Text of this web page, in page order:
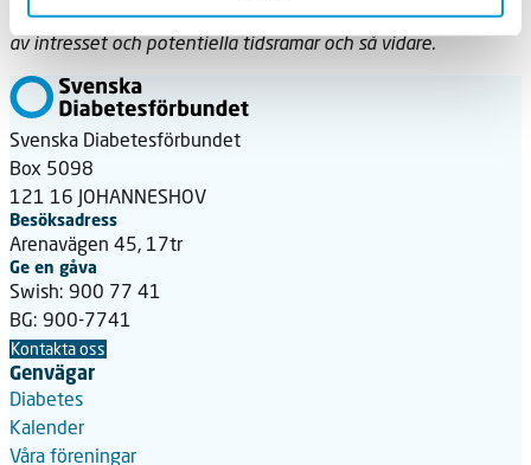
anmälan blir aktuell, kontaktar vi dig för att återigen stämma
av intresset och potentiella tidsramar och så vidare.
Svenska Diabetesförbundet
Box 5098
121 16 JOHANNESHOV
Besöksadress
Arenavägen 45, 17tr
Ge en gåva
Swish: 900 77 41
BG: 900-7741
Kontakta oss
Genvägar
Diabetes
Kalender
Våra föreningar